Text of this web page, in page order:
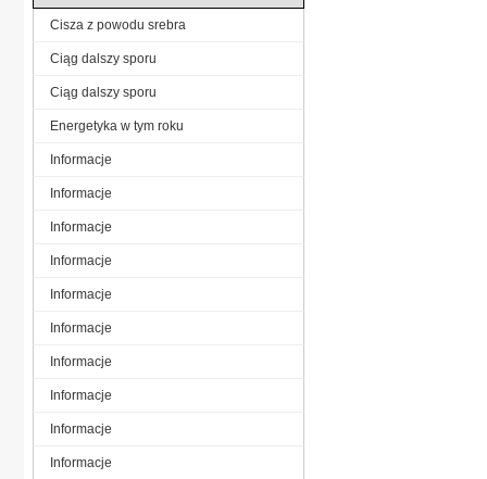
Cisza z powodu srebra
Ciąg dalszy sporu
Ciąg dalszy sporu
Energetyka w tym roku
Informacje
Informacje
Informacje
Informacje
Informacje
Informacje
Informacje
Informacje
Informacje
Informacje